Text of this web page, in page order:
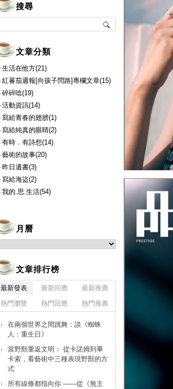
搜尋
文章分類
生活在他方(21)
紅蕃茄週報[向孩子問路]專欄文章(15)
碎碎唸(19)
活動資訊(14)
寫給青春的翅膀(1)
寫給純真的眼睛(2)
有時．有詩想(14)
藝術的故事(20)
昨日遺書(3)
寫給海盜(2)
我的.思.生活(54)
月曆
文章排行榜
最新發表 最新回應
最新推薦
熱門瀏覽
熱門回應 熱門推薦
在兩個世界之間跳舞：談《蜘蛛
人：重生日》
當野獸重返文明： 從卡諾姆到畢
卡索，看藝術中三種表現野獸的方
式
所有線條都指向你 ——從《無主